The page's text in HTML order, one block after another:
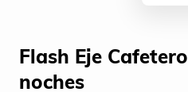
Flash Eje
noches